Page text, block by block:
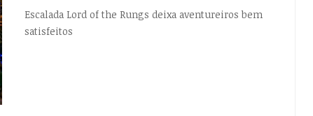
Escalada Lord of the Rungs deixa aventureiros bem
satisfeitos